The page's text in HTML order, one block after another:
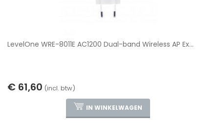
LevelOne WRE-8011E AC1200 Dual-band Wireless AP Ex...
€ 61,60 (incl. btw)
IN WINKELWAGEN